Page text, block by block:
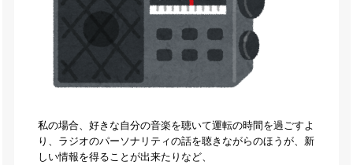
私の場合、好きな自分の音楽を聴いて運転の時間を過ごすよ
り、ラジオのパーソナリティの話を聴きながらのほうが、新
しい情報を得ることが出来たりなど、